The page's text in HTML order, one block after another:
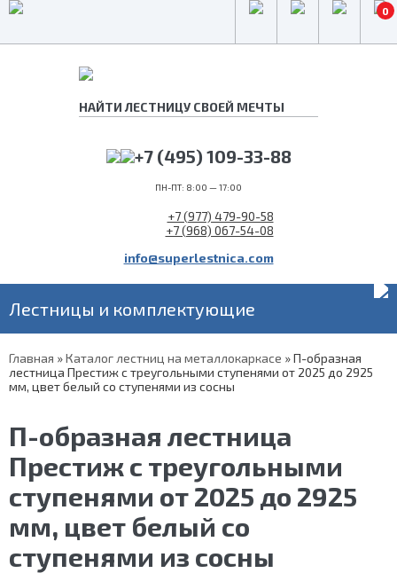
0
+7 (495) 109-33-88
ПН-ПТ: 8:00 — 17:00
+7 (977) 479-90-58
+7 (968) 067-54-08
info@superlestnica.com
Лестницы и комплектующие
Главная »Каталог лестниц на металлокаркасе »П-образная
лестница Престиж с треугольными ступенями от 2025 до 2925
мм, цвет белый со ступенями из сосны
П-образная лестница
Престиж с треугольными
ступенями от 2025 до 2925
мм, цвет белый со
ступенями из сосны